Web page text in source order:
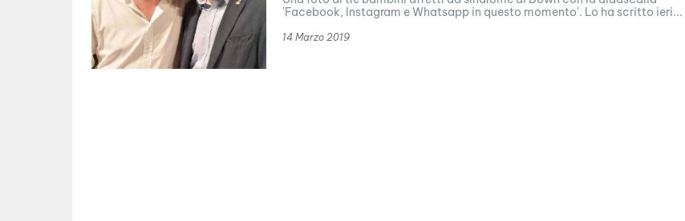
'Facebook, Instagram e Whatsapp in questo momento'. Lo ha scritto ieri...
14 Marzo 2019